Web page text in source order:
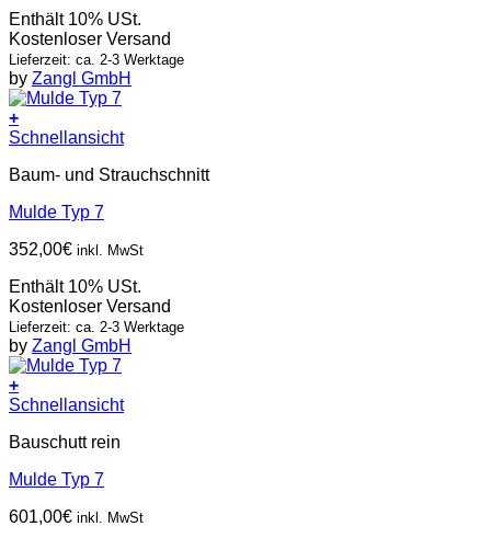
Enthält 10% USt.
Kostenloser Versand
Lieferzeit: ca. 2-3 Werktage
by Zangl GmbH
+
Schnellansicht
Baum- und Strauchschnitt
Mulde Typ 7
352,00€ inkl. MwSt
Enthält 10% USt.
Kostenloser Versand
Lieferzeit: ca. 2-3 Werktage
by Zangl GmbH
+
Schnellansicht
Bauschutt rein
Mulde Typ 7
601,00€ inkl. MwSt